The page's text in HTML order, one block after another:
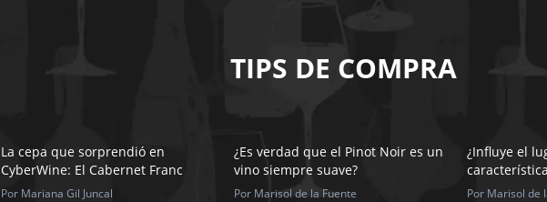
TIPS DE COMPRA
La cepa que sorprendió en
CyberWine: El Cabernet Franc
Por Mariana Gil Juncal
¿Es verdad que el Pinot Noir es un
vino siempre suave?
Por Marisol de la Fuente
¿Influye el
Por Marisol de